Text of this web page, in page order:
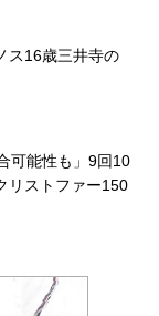
ス16歳三井寺の
可能性も」9回10
リストファー150